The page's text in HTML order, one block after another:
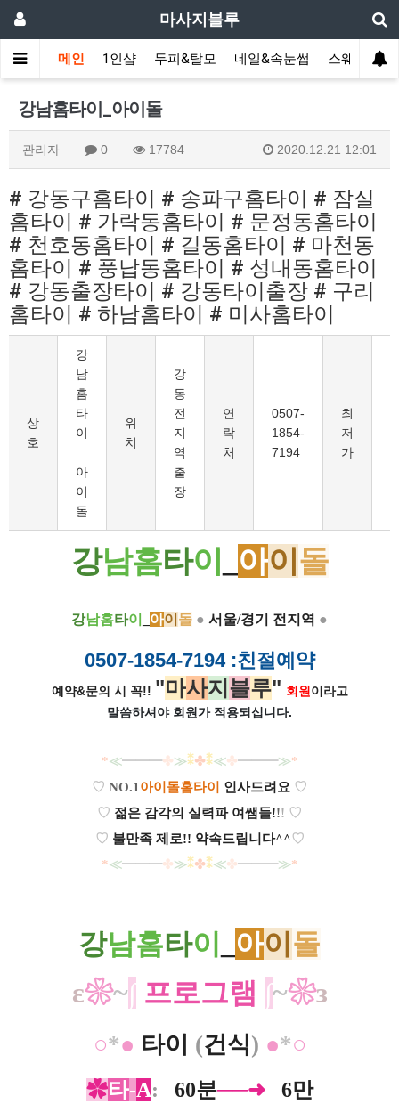
마사지블루
메인 1인샵 두피&탈모 네일&속눈썹 스웨디시(
강남홈타이_아이돌
관리자 0 17784 2020.12.21 12:01
# 강동구홈타이 # 송파구홈타이 # 잠실
홈타이 # 가락동홈타이 # 문정동홈타이
# 천호동홈타이 # 길동홈타이 # 마천동
홈타이 # 풍납동홈타이 # 성내동홈타이
# 강동출장타이 # 강동타이출장 # 구리
홈타이 # 하남홈타이 # 미사홈타이
상
호
강
남
홈
타
이
아
이
돌
위
치
강
동
전
지
역
출
장
연
락
처
0507-
1854-
7194
최
저
가
강남홈타이 아이 돌
강남홈타이 아이 돌 ● 서울/경기 전지역 ●
0507-1854-7194:친절예약
예약&문의 시 꼭!! "마사지 블루" 회원 이라고
말씀하셔야 회원가 적용되십니다.
*≪━━━✤≫⁑✤⁑≪✤━━━≫*
♡ NO.1아이돌홈타이 인사드려요 ♡
♡ 젊은 감각의 실력파 여쌤들!!! ♡
♡ 불만족 제로!! 약속드립니다^^♡
*≪━━━✤≫⁑✤⁑≪✤━━━≫*
강남홈타이 아이 돌
ε❀~∫ 프로그램 ∫~❀з
○*● 타이 (건식) ●*○
✿타-A: 60분──➜
6만